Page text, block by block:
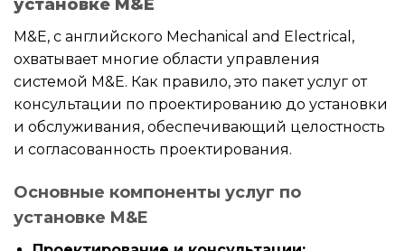
установке M&E
M&E, с английского Mechanical and Electrical,
охватывает многие области управления
системой M&E. Как правило, это пакет услуг от
консультации по проектированию до установки
и обслуживания, обеспечивающий целостность
и согласованность проектирования.
Основные компоненты услуг по
установке M&E